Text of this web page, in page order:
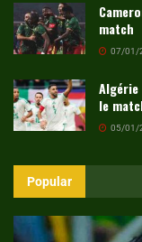
match
07/01/
Algérie
le
05/01/
Popular